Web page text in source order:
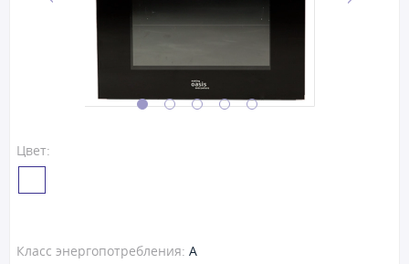
Цвет:
Класс энергопотребления: A